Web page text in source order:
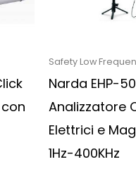
Safety Low
Narda EHP-
Analizzatore
Elettrici e
1Hz-400KHz